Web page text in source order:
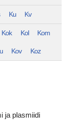
Ku Kv
Kok Kol Kom
Kov Koz
ja plasmiidi